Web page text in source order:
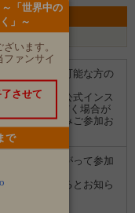
ラム投稿が可能な方の
投稿は弊社公式インス
させていただく場合が
頂ける方のみご参加お
画面にしたがって参加
から選ばれるとお知ら
「世界中の
」～
います。
ファンサイ
させて
で